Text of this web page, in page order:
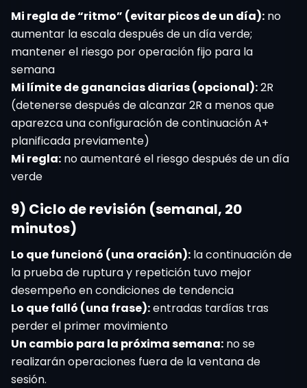
Mi regla de “ritmo” (evitar picos de un día): no
aumentar la escala después de un día verde;
mantener el riesgo por operación fijo para la
semana
Mi límite de ganancias diarias (opcional):2R
(detenerse después de alcanzar 2R a menos que
aparezca una configuración de continuación A+
planificada previamente)
Mi regla: no aumentaré el riesgo después de un día
verde
9) Ciclo de revisión (semanal, 20
minutos)
Lo que funcionó (una oración): la continuación de
la prueba de ruptura y repetición tuvo mejor
desempeño en condiciones de tendencia
Lo que falló (una frase):entradas tardías tras
perder el primer movimiento
Un cambio para la próxima semana: no se
realizarán operaciones fuera de la ventana de
sesión.